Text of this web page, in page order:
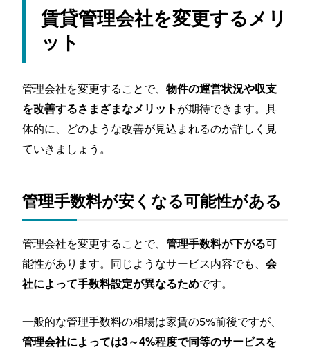
賃貸管理会社を変更するメリ
ット
管理会社を変更することで、物件の運営状況や収支
を改善するさまざまなメリットが期待できます。具
体的に、どのような改善が見込まれるのか詳しく見
ていきましょう。
管理手数料が安くなる可能性がある
管理会社を変更することで、管理手数料が下がる可
能性があります。同じようなサービス内容でも、会
社によって手数料設定が異なるためです。
一般的な管理手数料の相場は家賃の5%前後ですが、
管理会社によっては3～4%程度で同等のサービスを